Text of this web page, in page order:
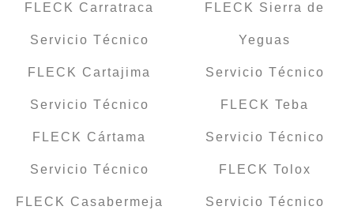
FLECK Carratraca
Servicio Técnico
FLECK Cartajima
Servicio Técnico
FLECK Cártama
Servicio Técnico
FLECK Casabermeja
FLECK Sierra de
Yeguas
Servicio Técnico
FLECK Teba
Servicio Técnico
FLECK Tolox
Servicio Técnico